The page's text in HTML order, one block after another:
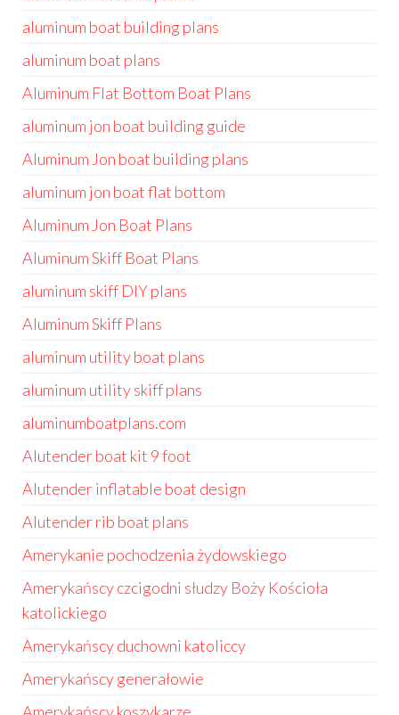
aluminum boat building plans
aluminum boat plans
Aluminum Flat Bottom Boat Plans
aluminum jon boat building guide
Aluminum Jon boat building plans
aluminum jon boat flat bottom
Aluminum Jon Boat Plans
Aluminum Skiff Boat Plans
aluminum skiff DIY plans
Aluminum Skiff Plans
aluminum utility boat plans
aluminum utility skiff plans
aluminumboatplans.com
Alutender boat kit 9 foot
Alutender inflatable boat design
Alutender rib boat plans
Amerykanie pochodzenia żydowskiego
Amerykańscy czcigodni słudzy Boży Kościoła
katolickiego
Amerykańscy duchowni katoliccy
Amerykańscy generałowie